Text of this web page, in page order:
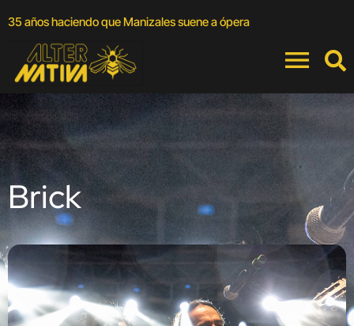
35 años haciendo que Manizales suene a ópera
Brick